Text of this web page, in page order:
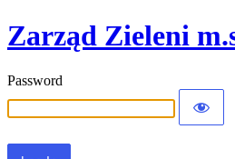
Zarząd Zieleni
Password